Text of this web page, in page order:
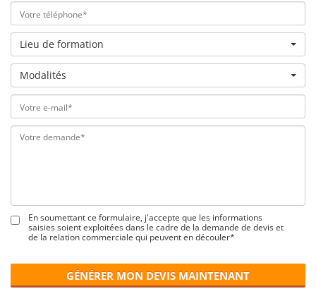
Lieu de formation
Modalités
En soumettant ce formulaire, j'accepte que les informations
saisies soient exploitées dans le cadre de la demande de devis et
de la relation commerciale qui peuvent en découler*
GÉNÉRER MON DEVIS MAINTENANT